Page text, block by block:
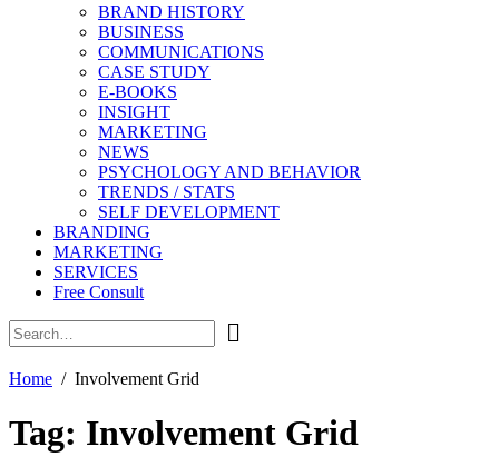
BRAND HISTORY
BUSINESS
COMMUNICATIONS
CASE STUDY
E-BOOKS
INSIGHT
MARKETING
NEWS
PSYCHOLOGY AND BEHAVIOR
TRENDS / STATS
SELF DEVELOPMENT
BRANDING
MARKETING
SERVICES
Free Consult
Home Involvement Grid
Tag: Involvement Grid